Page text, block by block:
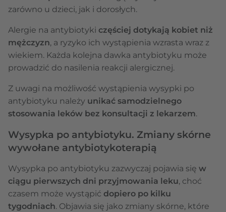
zarówno u dzieci, jak i dorosłych.
Alergie na antybiotyki częściej dotykają kobiet niż
mężczyzn, a ryzyko ich wystąpienia wzrasta wraz z
wiekiem. Każda kolejna dawka antybiotyku może
prowadzić do nasilenia reakcji alergicznej.
Z uwagi na możliwość wystąpienia wysypki po
antybiotyku należy unikać samodzielnego
stosowania leków bez konsultacji z lekarzem.
Wysypka po antybiotyku. Zmiany skórne
wywołane antybiotykoterapią
Wysypka po antybiotyku zazwyczaj pojawia się w
ciągu pierwszych dni przyjmowania leku, choć
czasem może wystąpić dopiero po kilku
tygodniach. Objawia się jako zmiany skórne, które